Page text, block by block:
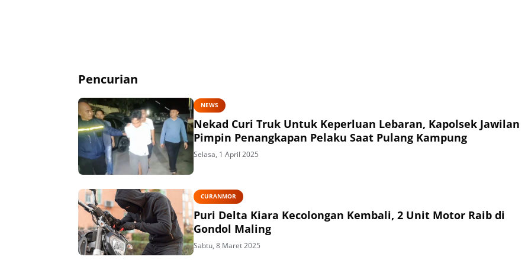
Pencurian
NEWS
Nekad Curi Truk Untuk Keperluan Lebaran, Kapolsek Jawilan
Pimpin Penangkapan Pelaku Saat Pulang Kampung
Selasa, 1 April 2025
CURANMOR
Puri Delta Kiara Kecolongan Kembali, 2 Unit Motor Raib di
Gondol Maling
Sabtu, 8 Maret 2025